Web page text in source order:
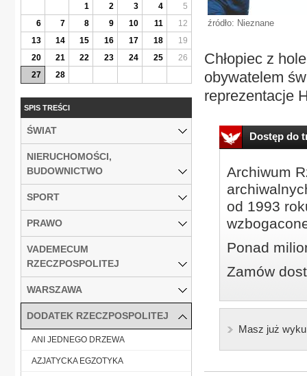
źródło: Nieznane
Chłopiec z
obywatelem
reprezentacje
Dostęp do
Archiwum
od 1993
Ponad
Zamów
Masz już
1
2 3 4
5
6
7 8 9 10 11
12
13
14 15 16 17 18
19
20
21 22 23 24 25
26
27
28
SPIS TREŚCI
ŚWIAT
NIERUCHOMOŚCI,
BUDOWNICTWO
SPORT
PRAWO
VADEMECUM
RZECZPOSPOLITEJ
WARSZAWA
DODATEK RZECZPOSPOLITEJ
ANI JEDNEGO DRZEWA
AZJATYCKA EGZOTYKA